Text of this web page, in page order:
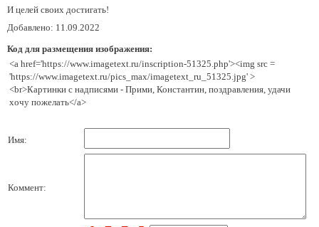
И целей своих достигать!
Добавлено: 11.09.2022
Код для размещения изображения:
<a href='https://www.imagetext.ru/inscription-51325.php'><img src =
'https://www.imagetext.ru/pics_max/imagetext_ru_51325.jpg' >
<br>Картинки с надписями - Прими, Константин, поздравления, удачи
хочу пожелать</a>
Имя:
Коммент: